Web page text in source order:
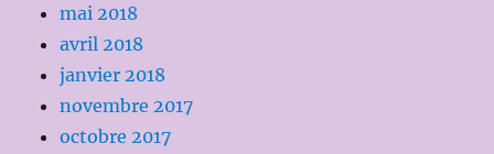
mai 2018
avril 2018
janvier 2018
novembre 2017
octobre 2017